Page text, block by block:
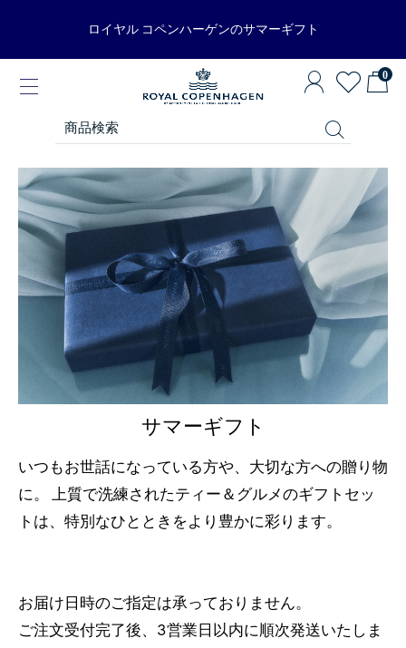
ロイヤル コペンハーゲンのサマーギフト
0
サマーギフト
いつもお世話になっている方や、大切な方への贈り物
に。 上質で洗練されたティー＆グルメのギフトセッ
トは、特別なひとときをより豊かに彩ります。
お届け日時のご指定は承っておりません。
ご注文受付完了後、3営業日以内に順次発送いたしま